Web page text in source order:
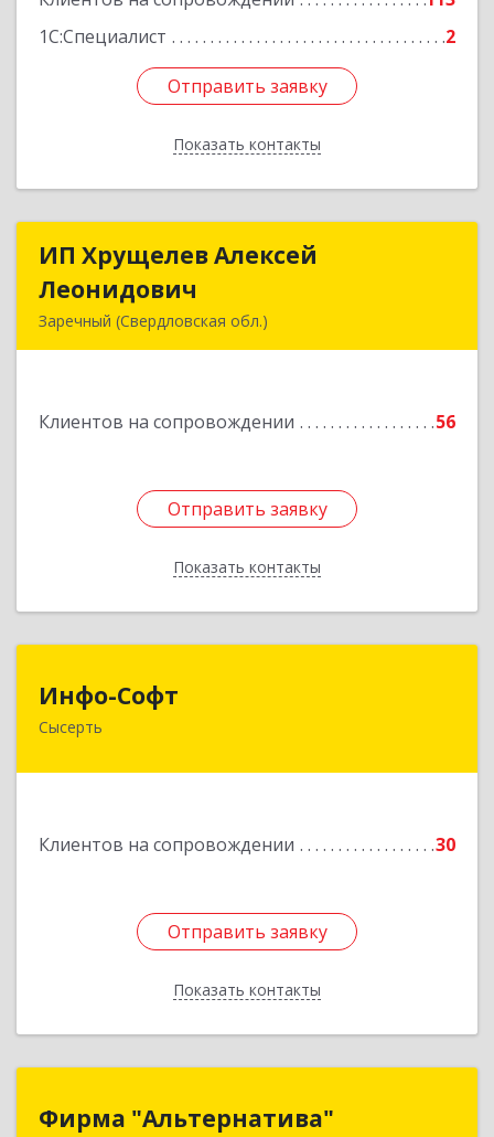
1С:Специалист
2
Отправить заявку
Показать контакты
Отправить заявку
Назад
ИП Хрущелев Алексей
Леонидович
Заречный (Свердловская обл.)
Клиентов на сопровождении 56
Отправить заявку
Показать контакты
ИП Хрущелев Алексей
Подробнее
Отправить заявку
Назад
Инфо-Софт
Сысерть
Клиентов на сопровождении 30
Отправить заявку
Показать контакты
624021, Свердловская обл, Сысерть г, Коммуны
Отправить заявку
Назад
Фирма "Альтернатива"